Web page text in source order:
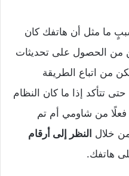
ما مثل أن هاتفك كان
من الحصول على تحديثات
من اتباع الطريقة
تتأكد إذا ما كان النظام
فعلًا من شاومي أم تم
خلال النظر إلى أرقام
هاتفك.